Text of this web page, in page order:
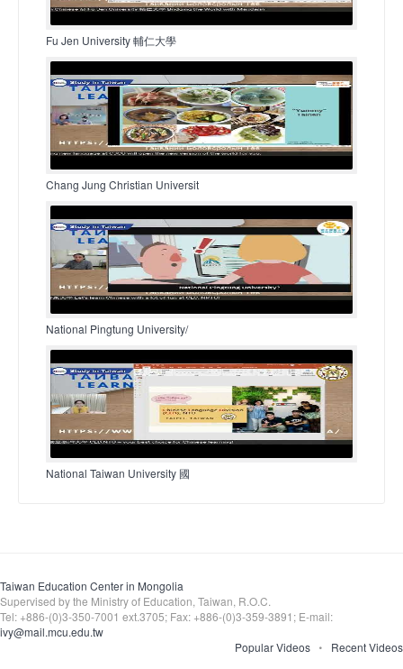
Fu Jen University 輔仁大學
Chang Jung Christian Universit
National Pingtung University/
National Taiwan University 國
Taiwan Education Center in Mongolia
Supervised by the Ministry of Education, Taiwan, R.O.C.
Tel: +886-(0)3-350-7001 ext.3705; Fax: +886-(0)3-359-3891; E-mail:
ivy@mail.mcu.edu.tw
Popular Videos
Recent Videos